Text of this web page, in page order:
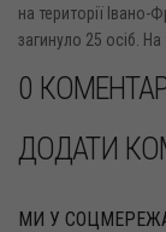
на території
загинуло 25 осіб. На
0
ДОДАТИ
МИ У